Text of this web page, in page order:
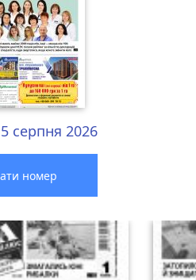
серпня 2026
номер